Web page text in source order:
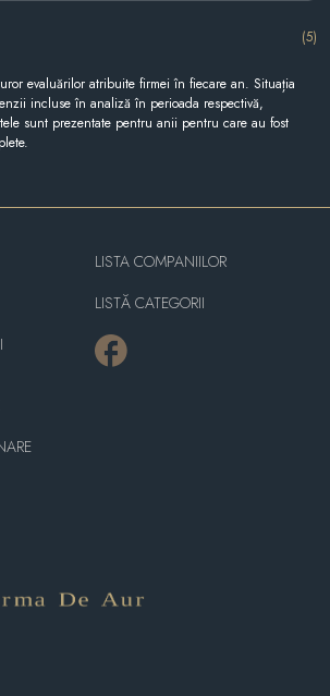
(5)
evaluărilor atribuite firmei în fiecare an. Situația
incluse în analiză în perioada respectivă,
sunt prezentate pentru anii pentru care au fost
LISTA COMPANIILOR
LISTĂ CATEGORII